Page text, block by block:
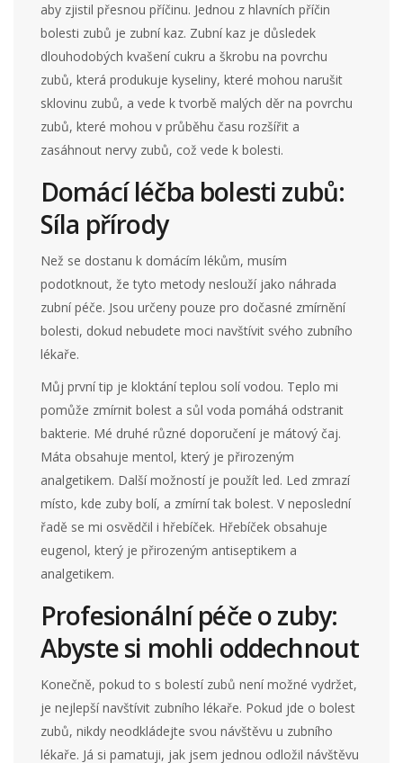
aby zjistil přesnou příčinu. Jednou z hlavních příčin
bolesti zubů je zubní kaz. Zubní kaz je důsledek
dlouhodobých kvašení cukru a škrobu na povrchu
zubů, která produkuje kyseliny, které mohou narušit
sklovinu zubů, a vede k tvorbě malých děr na povrchu
zubů, které mohou v průběhu času rozšířit a
zasáhnout nervy zubů, což vede k bolesti.
Domácí léčba bolesti zubů:
Síla přírody
Než se dostanu k domácím lékům, musím
podotknout, že tyto metody neslouží jako náhrada
zubní péče. Jsou určeny pouze pro dočasné zmírnění
bolesti, dokud nebudete moci navštívit svého zubního
lékaře.
Můj první tip je kloktání teplou solí vodou. Teplo mi
pomůže zmírnit bolest a sůl voda pomáhá odstranit
bakterie. Mé druhé různé doporučení je mátový čaj.
Máta obsahuje mentol, který je přirozeným
analgetikem. Další možností je použít led. Led zmrazí
místo, kde zuby bolí, a zmírní tak bolest. V neposlední
řadě se mi osvědčil i hřebíček. Hřebíček obsahuje
eugenol, který je přirozeným antiseptikem a
analgetikem.
Profesionální péče o zuby:
Abyste si mohli oddechnout
Konečně, pokud to s bolestí zubů není možné vydržet,
je nejlepší navštívit zubního lékaře. Pokud jde o bolest
zubů, nikdy neodkládejte svou návštěvu u zubního
lékaře. Já si pamatuji, jak jsem jednou odložil návštěvu